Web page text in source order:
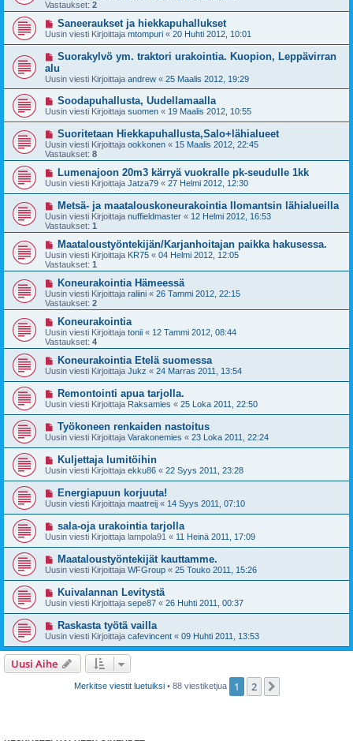
Vastaukset: 2
Saneeraukset ja hiekkapuhallukset
Uusin viesti Kirjoittaja mtompuri « 20 Huhti 2012, 10:01
Suorakylvö ym. traktori urakointia. Kuopion, Leppävirran
alu
Uusin viesti Kirjoittaja andrew « 25 Maalis 2012, 19:29
Soodapuhallusta, Uudellamaalla
Uusin viesti Kirjoittaja suomen « 19 Maalis 2012, 10:55
Suoritetaan Hiekkapuhallusta,Salo+lähialueet
Uusin viesti Kirjoittaja ookkonen « 15 Maalis 2012, 22:45
Vastaukset: 8
Lumenajoon 20m3 kärryä vuokralle pk-seudulle 1kk
Uusin viesti Kirjoittaja Jatza79 « 27 Helmi 2012, 12:30
Metsä- ja maatalouskoneurakointia Ilomantsin lähialueilla
Uusin viesti Kirjoittaja nuffieldmaster « 12 Helmi 2012, 16:53
Vastaukset: 1
Maataloustyöntekijän/Karjanhoitajan paikka hakusessa.
Uusin viesti Kirjoittaja KR75 « 04 Helmi 2012, 12:05
Vastaukset: 1
Koneurakointia Hämeessä
Uusin viesti Kirjoittaja raliini « 26 Tammi 2012, 22:15
Vastaukset: 2
Koneurakointia
Uusin viesti Kirjoittaja tonii « 12 Tammi 2012, 08:44
Vastaukset: 4
Koneurakointia Etelä suomessa
Uusin viesti Kirjoittaja Jukz « 24 Marras 2011, 13:54
Remontointi apua tarjolla.
Uusin viesti Kirjoittaja Raksamies « 25 Loka 2011, 22:50
Työkoneen renkaiden nastoitus
Uusin viesti Kirjoittaja Varakonemies « 23 Loka 2011, 22:24
Kuljettaja lumitöihin
Uusin viesti Kirjoittaja ekku86 « 22 Syys 2011, 23:28
Energiapuun korjuuta!
Uusin viesti Kirjoittaja maatreij « 14 Syys 2011, 07:10
sala-oja urakointia tarjolla
Uusin viesti Kirjoittaja lampola91 « 11 Heinä 2011, 17:09
Maataloustyöntekijät kauttamme.
Uusin viesti Kirjoittaja WFGroup « 25 Touko 2011, 15:26
Kuivalannan Levitystä
Uusin viesti Kirjoittaja sepe87 « 26 Huhti 2011, 00:37
Raskasta työtä vailla
Uusin viesti Kirjoittaja cafevincent « 09 Huhti 2011, 13:53
Uusi Aihe
Merkitse viestit luetuiksi• 88 viestiketjua 1 2